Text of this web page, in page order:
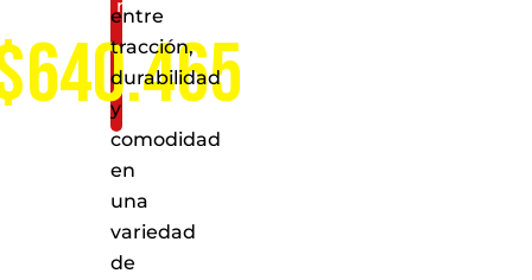
nacional
entre
tracción,
durabilidad
y
comodidad
en
una
variedad
de